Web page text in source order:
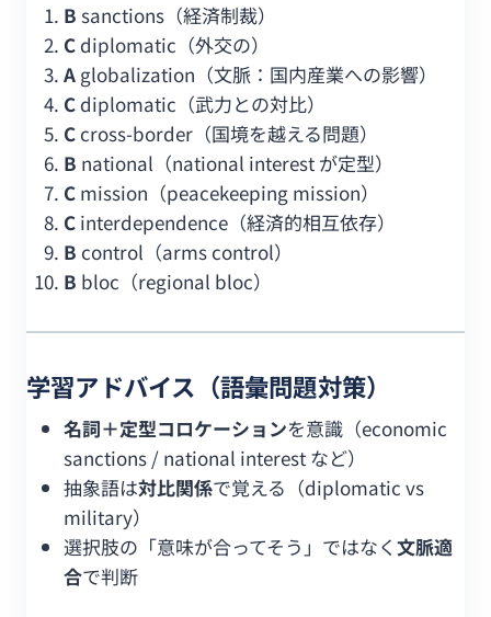
B sanctions（経済制裁）
C diplomatic（外交の）
A globalization（文脈：国内産業への影響）
C diplomatic（武力との対比）
C cross-border（国境を越える問題）
B national（national interest が定型）
C mission（peacekeeping mission）
C interdependence（経済的相互依存）
B control（arms control）
B bloc（regional bloc）
学習アドバイス（語彙問題対策）
名詞＋定型コロケーションを意識（economic
sanctions / national interest など）
抽象語は対比関係で覚える（diplomatic vs
military）
選択肢の「意味が合ってそう」ではなく 文脈適
合で判断